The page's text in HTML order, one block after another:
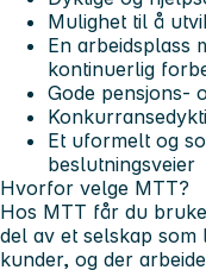
Mulighet til å
En arbeidsplass
kontinuerlig
Gode pensjons-
Et uformelt og
beslutningsveier
Hvorfor velge MTT?
Hos MTT får du
del av et selskap
kunder, og der